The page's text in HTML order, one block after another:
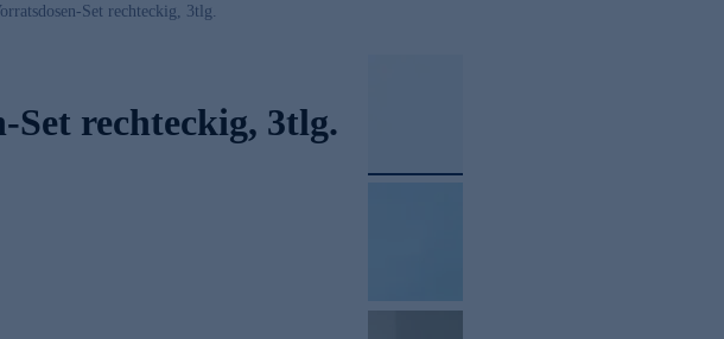
Set rechteckig, 3tlg.
Set rechteckig, 3tlg.